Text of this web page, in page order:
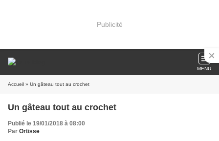
Publicité
MENU
Accueil » Un gâteau tout au crochet
Un gâteau tout au crochet
Publié le 19/01/2018 à 08:00
Par Ortisse